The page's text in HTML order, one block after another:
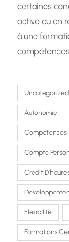
certaines
active ou en
à une
Uncategorized
Autonomie
Compétences
Compte
Crédit
Flexibilité
Formations